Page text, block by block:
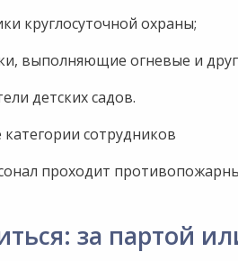
круглосуточной охраны;
выполняющие огневые и
детских садов.
сотрудников
проходит
за партой